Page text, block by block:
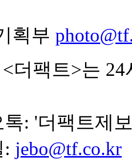
획부
더팩트>는
톡: '더팩트제
: jebo@tf.co.kr